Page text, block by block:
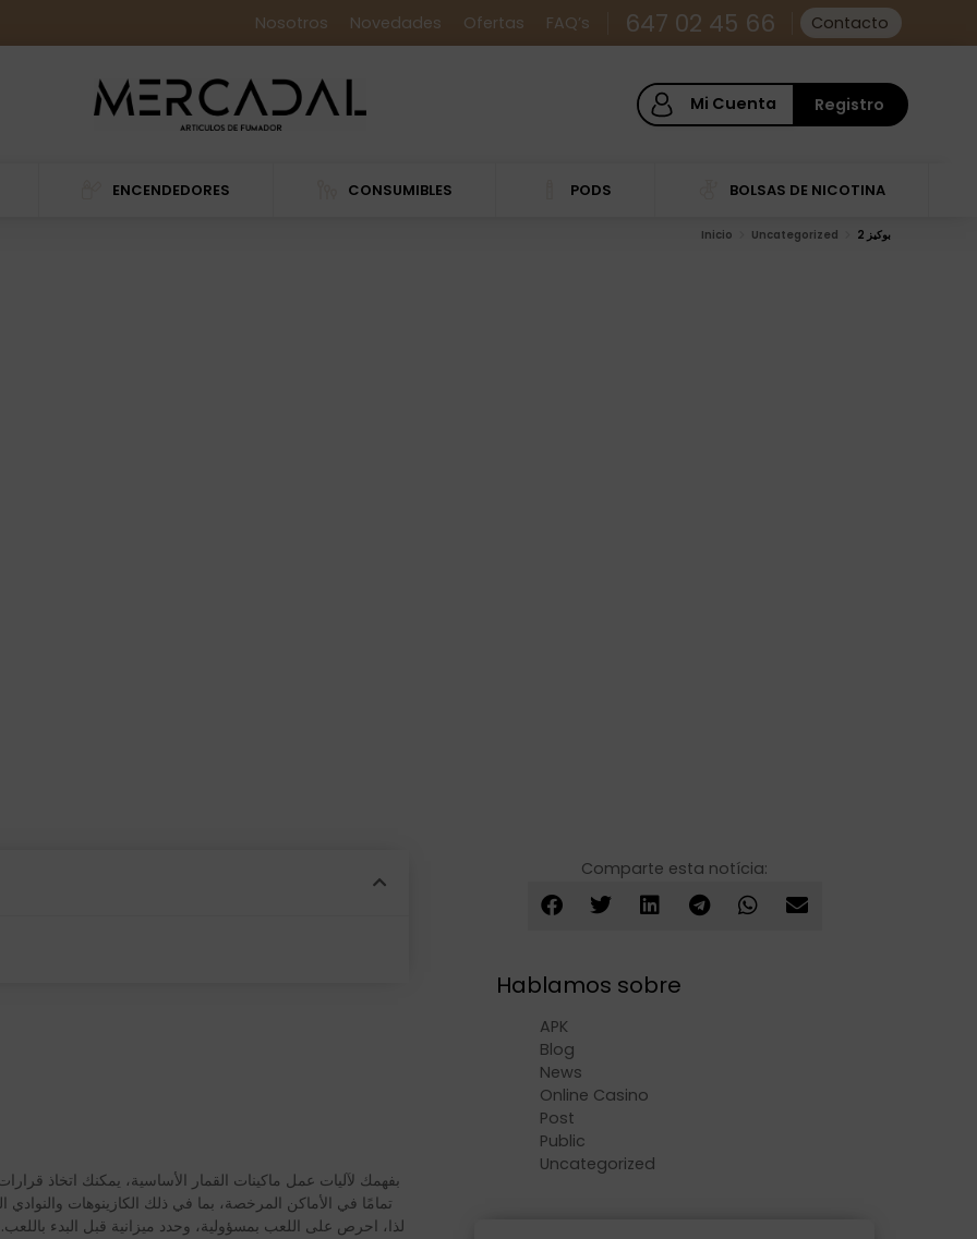
Nosotros Novedades Ofertas FAQ’s 647 02 45 66 Contacto
Mi Cuenta Registro
ENCENDEDORES CONSUMIBLES PODS BOLSAS DE NICOTINA
Inicio Uncategorized بوكيز 2
بفهمك لآليات عمل ماكينات القمار الأساسية، يمكنك اتخاذ
تمامًا في الأماكن المرخصة، بما في ذلك الكازينوهات والنوادي
لذا، احرص على اللعب بمسؤولية، وحدد ميزانية قبل البدء باللعب.
Comparte esta notícia:
Hablamos sobre
APK
Blog
News
Online Casino
Post
Public
Uncategorized